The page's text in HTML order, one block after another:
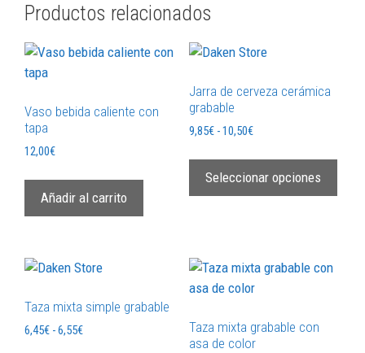
Productos relacionados
Vaso bebida caliente con
tapa
12,00€
Añadir al carrito
Jarra de cerveza cerámica
grabable
9,85€ -10,50€
Seleccionar opciones
Taza mixta simple grabable
6,45€ -6,55€
Taza mixta grabable con
asa de color